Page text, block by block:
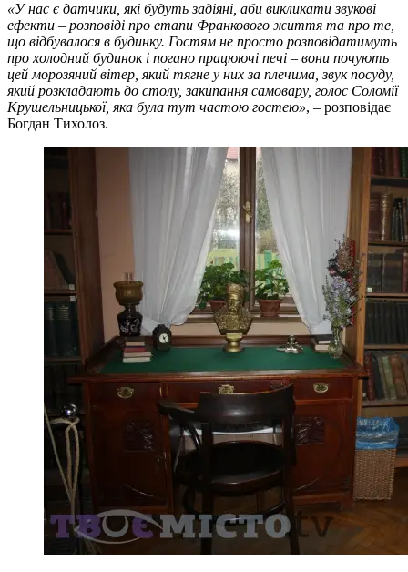
«У нас є датчики, які будуть задіяні, аби викликати звукові
ефекти – розповіді про етапи Франкового життя та про те,
що відбувалося в будинку. Гостям не просто розповідатимуть
про холодний будинок і погано працюючі печі – вони почують
цей морозяний вітер, який тягне у них за плечима, звук посуду,
який розкладають до столу, закипання самовару, голос Соломії
Крушельницької, яка була тут частою гостею», – розповідає
Богдан Тихолоз.